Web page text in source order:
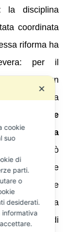
disciplina
coordinata
riforma ha
per il
seguito di un
alla
è possibile
e della
può
contribuente
e
è la strada
di
✕
cookie
suo
di
parti.
o
desiderati.
informativa